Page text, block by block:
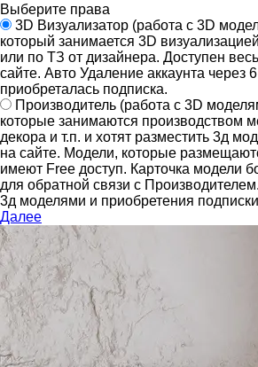
Выберите права
3D Визуализатор (работа с 3D
который занимается 3D
или по ТЗ от дизайнера. Доступен
сайте. Авто Удаление аккаунта через
приобреталась подписка.
Производитель (работа с 3D
которые занимаются производством
декора и т.п. и хотят разместить 3д
на сайте. Модели, которые
имеют Free доступ. Карточка модели
для обратной связи с Производителем.
3д моделями и приобретения
Далее